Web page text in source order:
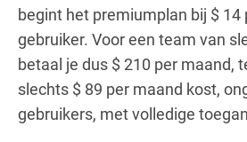
begint het premiumplan bij $ 14
gebruiker. Voor een team van
betaal je dus $ 210 per maand,
slechts $ 89 per maand kost,
gebruikers, met volledige